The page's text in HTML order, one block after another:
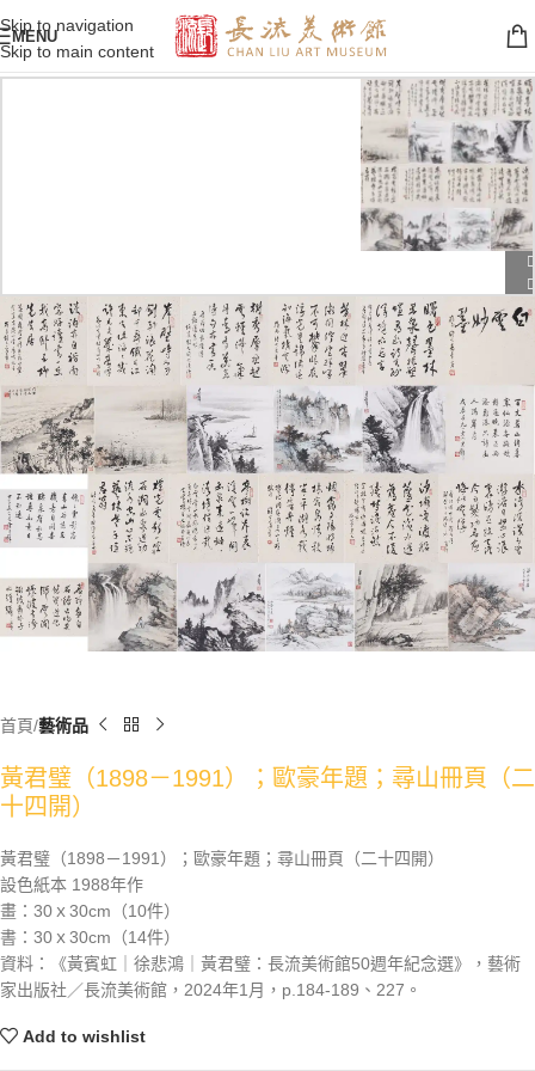
Skip to navigation
Skip to main content
MENU
首頁 藝術品
黃君璧（1898－1991）；歐豪年題；尋山冊頁（二
十四開）
黃君璧（1898－1991）；歐豪年題；尋山冊頁（二十四開）
設色紙本 1988年作
畫：30ｘ30cm（10件）
書：30ｘ30cm（14件）
資料：《黃賓虹｜徐悲鴻｜黃君璧：長流美術館50週年紀念選》，藝術
家出版社／長流美術館，2024年1月，p.184-189、227。
Add to wishlist